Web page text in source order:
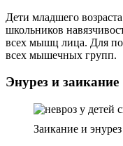
Дети младшего
школьников
всех мышц лица. Для
всех мышечных групп.
Энурез и заикание
Заикание и